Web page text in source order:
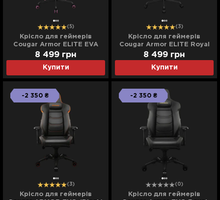
(5)
Крісло для геймерів
Cougar Armor ELITE EVA
(Black) (UA)
Купити
8 499 грн
(3)
Крісло для геймерів
Cougar Armor ELITE Royal
(Black) (UA)
Купити
8 499 грн
-2 350 ₴
(3)
Крісло для геймерів
-2 350 ₴
(0)
Крісло для геймерів